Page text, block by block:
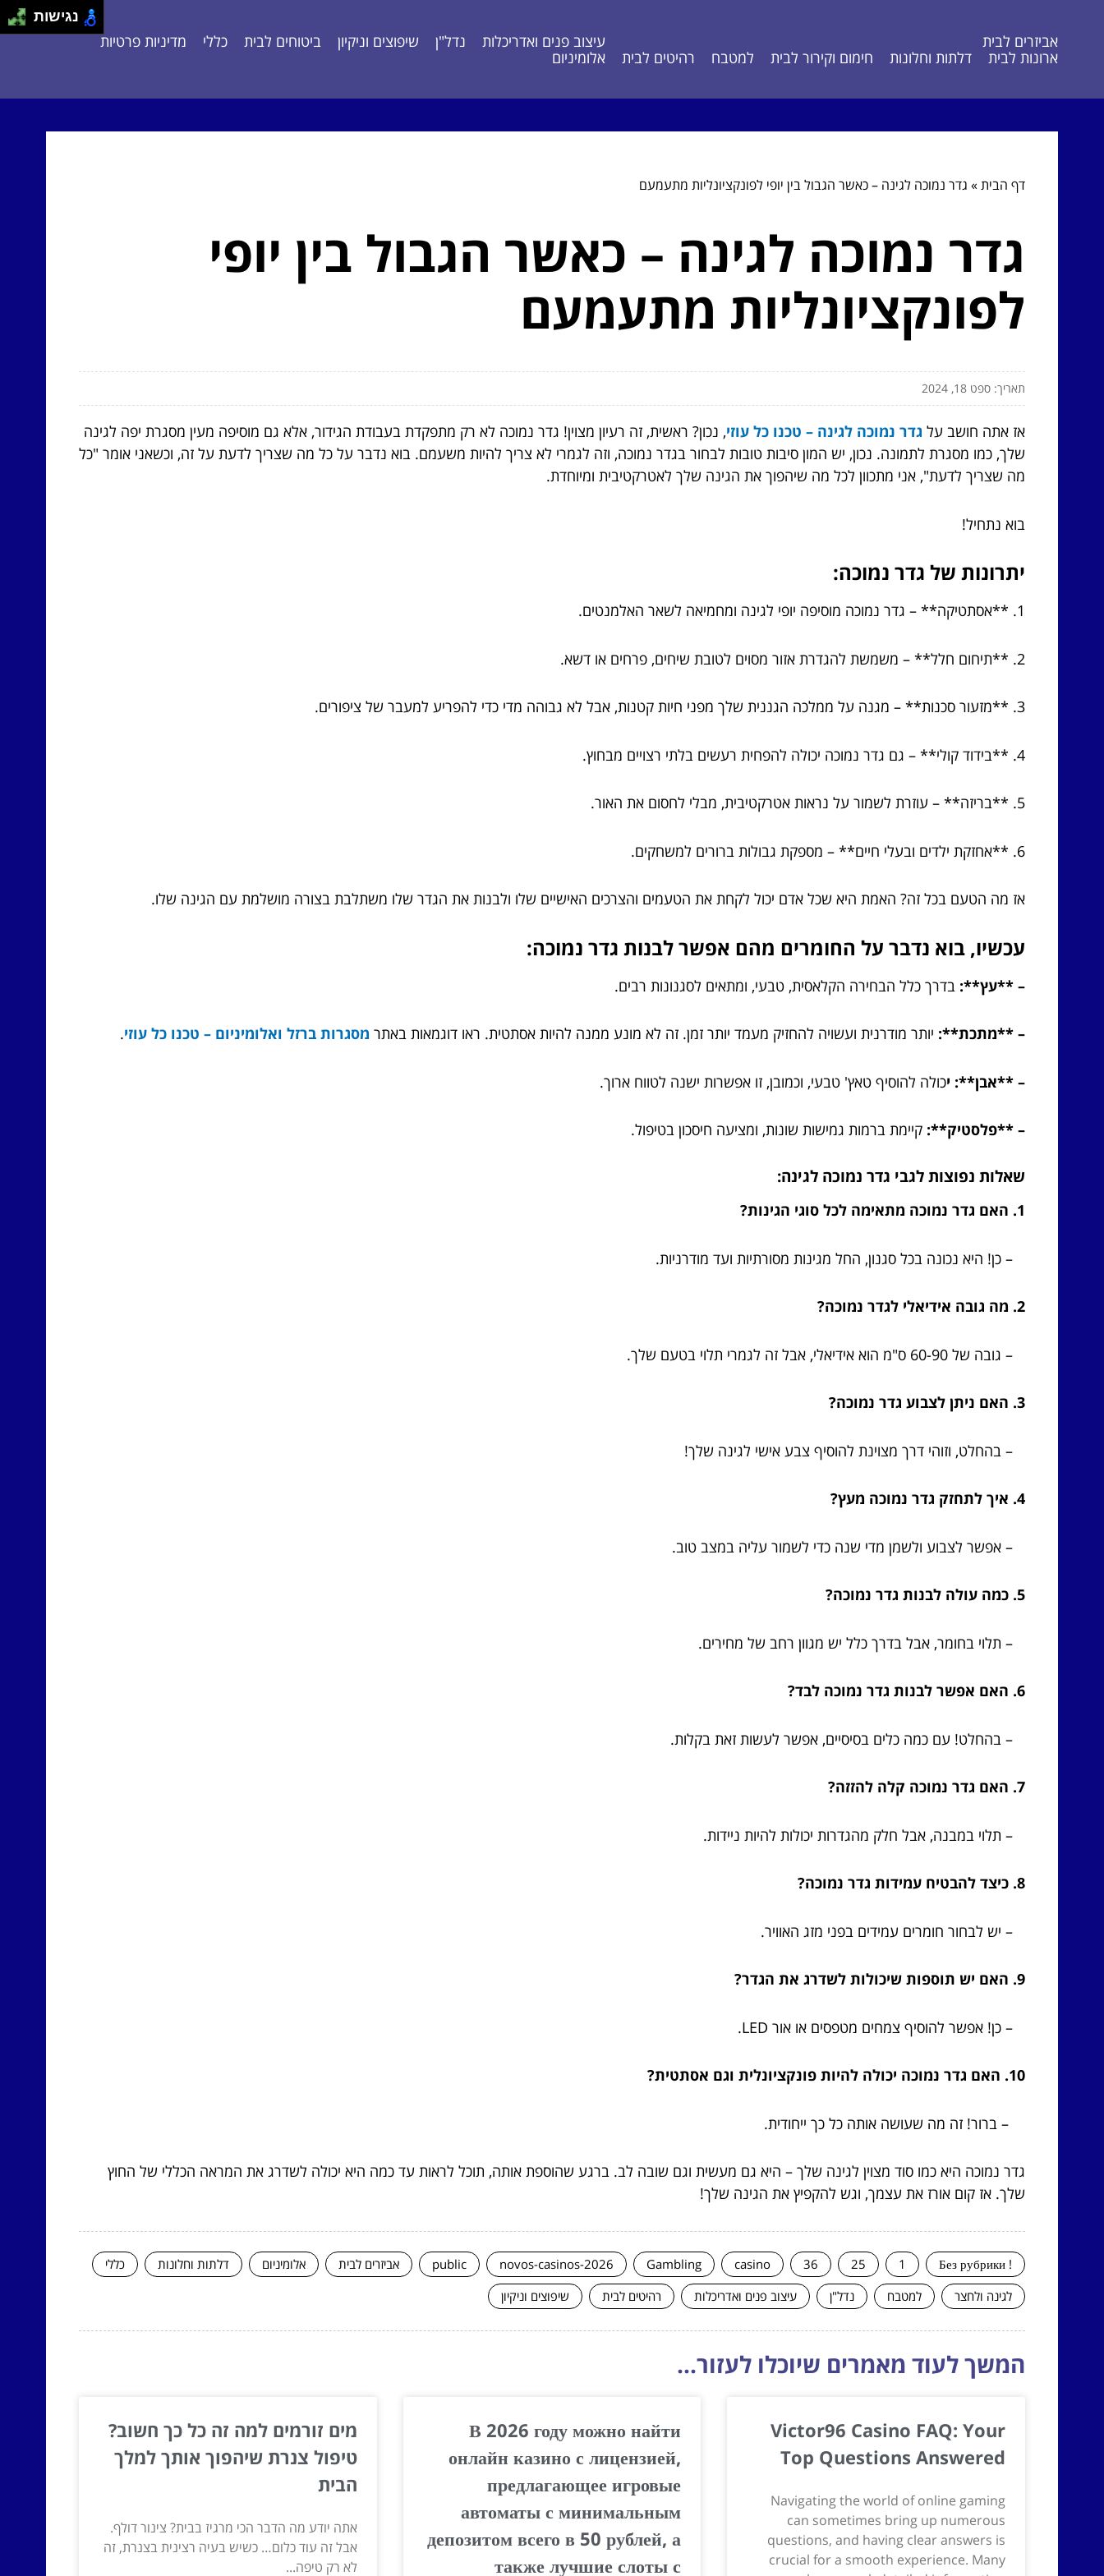
אביזרים לבית
ארונות לבית
דלתות וחלונות חימום וקירור לבית למטבח רהיטים לבית
עיצוב פנים ואדריכלות
אלומיניום
נדל"ן שיפוצים וניקיון ביטוחים לבית כללי מדיניות פרטיות
דף הבית» גדר נמוכה לגינה – כאשר הגבול בין יופי לפונקציונליות מתעמעם
גדר נמוכה לגינה – כאשר הגבול בין יופי
לפונקציונליות מתעמעם
תאריך: ספט 18, 2024
אז אתה חושב על גדר נמוכה לגינה – טכנו כל עוזי, נכון? ראשית, זה רעיון מצוין! גדר נמוכה לא רק מתפקדת בעבודת הגידור, אלא גם מוסיפה מעין מסגרת יפה לגינה
שלך, כמו מסגרת לתמונה. נכון, יש המון סיבות טובות לבחור בגדר נמוכה, וזה לגמרי לא צריך להיות משעמם. בוא נדבר על כל מה שצריך לדעת על זה, וכשאני אומר "כל
מה שצריך לדעת", אני מתכוון לכל מה שיהפוך את הגינה שלך לאטרקטיבית ומיוחדת.
בוא נתחיל!
יתרונות של גדר נמוכה:
1. **אסתטיקה** – גדר נמוכה מוסיפה יופי לגינה ומחמיאה לשאר האלמנטים.
2. **תיחום חלל** – משמשת להגדרת אזור מסוים לטובת שיחים, פרחים או דשא.
3. **מזעור סכנות** – מגנה על ממלכה הגננית שלך מפני חיות קטנות, אבל לא גבוהה מדי כדי להפריע למעבר של ציפורים.
4. **בידוד קולי** – גם גדר נמוכה יכולה להפחית רעשים בלתי רצויים מבחוץ.
5. **בריזה** – עוזרת לשמור על נראות אטרקטיבית, מבלי לחסום את האור.
6. **אחזקת ילדים ובעלי חיים** – מספקת גבולות ברורים למשחקים.
אז מה הטעם בכל זה? האמת היא שכל אדם יכול לקחת את הטעמים והצרכים האישיים שלו ולבנות את הגדר שלו משתלבת בצורה מושלמת עם הגינה שלו.
עכשיו, בוא נדבר על החומרים מהם אפשר לבנות גדר נמוכה:
– **עץ**: בדרך כלל הבחירה הקלאסית, טבעי, ומתאים לסגנונות רבים.
– **מתכת**: יותר מודרנית ועשויה להחזיק מעמד יותר זמן. זה לא מונע ממנה להיות אסתטית. ראו דוגמאות באתר מסגרות ברזל ואלומיניום – טכנו כל עוזי.
– **אבן**: יכולה להוסיף טאץ' טבעי, וכמובן, זו אפשרות ישנה לטווח ארוך.
– **פלסטיק**: קיימת ברמות גמישות שונות, ומציעה חיסכון בטיפול.
שאלות נפוצות לגבי גדר נמוכה לגינה:
1. האם גדר נמוכה מתאימה לכל סוגי הגינות?
– כן! היא נכונה בכל סגנון, החל מגינות מסורתיות ועד מודרניות.
2. מה גובה אידיאלי לגדר נמוכה?
– גובה של 60-90 ס"מ הוא אידיאלי, אבל זה לגמרי תלוי בטעם שלך.
3. האם ניתן לצבוע גדר נמוכה?
– בהחלט, וזוהי דרך מצוינת להוסיף צבע אישי לגינה שלך!
4. איך לתחזק גדר נמוכה מעץ?
– אפשר לצבוע ולשמן מדי שנה כדי לשמור עליה במצב טוב.
5. כמה עולה לבנות גדר נמוכה?
– תלוי בחומר, אבל בדרך כלל יש מגוון רחב של מחירים.
6. האם אפשר לבנות גדר נמוכה לבד?
– בהחלט! עם כמה כלים בסיסיים, אפשר לעשות זאת בקלות.
7. האם גדר נמוכה קלה להזזה?
– תלוי במבנה, אבל חלק מהגדרות יכולות להיות ניידות.
8. כיצד להבטיח עמידות גדר נמוכה?
– יש לבחור חומרים עמידים בפני מזג האוויר.
9. האם יש תוספות שיכולות לשדרג את הגדר?
– כן! אפשר להוסיף צמחים מטפסים או אור LED.
10. האם גדר נמוכה יכולה להיות פונקציונלית וגם אסתטית?
– ברור! זה מה שעושה אותה כל כך ייחודית.
גדר נמוכה היא כמו סוד מצוין לגינה שלך – היא גם מעשית וגם שובה לב. ברגע שהוספת אותה, תוכל לראות עד כמה היא יכולה לשדרג את המראה הכללי של החוץ
שלך. אז קום אורז את עצמך, וגש להקפיץ את הגינה שלך!
! Без рубрики
1
25
36
casino
Gambling
novos-casinos-2026
public אביזרים לבית אלומיניום דלתות וחלונות
כללי
לגינה ולחצר
למטבח נדל"ן עיצוב פנים ואדריכלות רהיטים לבית שיפוצים וניקיון
המשך לעוד מאמרים שיוכלו לעזור...
Victor96 Casino FAQ: Your
Top Questions Answered
Navigating the world of online gaming
can sometimes bring up numerous
questions, and having clear answers is
crucial for a smooth experience. Many
В 2026 году можно найти
онлайн казино с лицензией,
предлагающее игровые
автоматы с минимальным
депозитом всего в 50 рублей, а
также лучшие слоты с
מים זורמים למה זה כל כך חשוב?
טיפול צנרת שיהפוך אותך למלך
הבית
אתה יודע מה הדבר הכי מרגיז בבית? צינור דולף.
אבל זה עוד כלום… כשיש בעיה רצינית בצנרת, זה
לא רק טיפה...
נגישות